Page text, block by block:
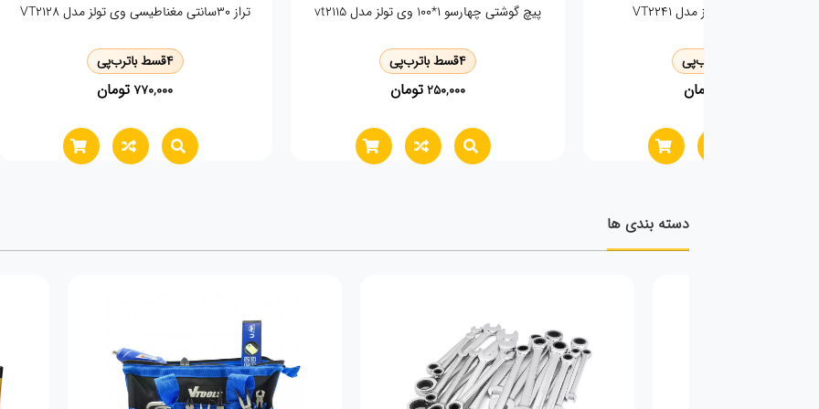
ترب‌پی
تومان
الماس شیشه بر اینکو مدل HGCT03
4 قسط باترب‌پی
470,000تومان
KH
4 قسط باترب‌پی
0تومان
دسته بندی ها